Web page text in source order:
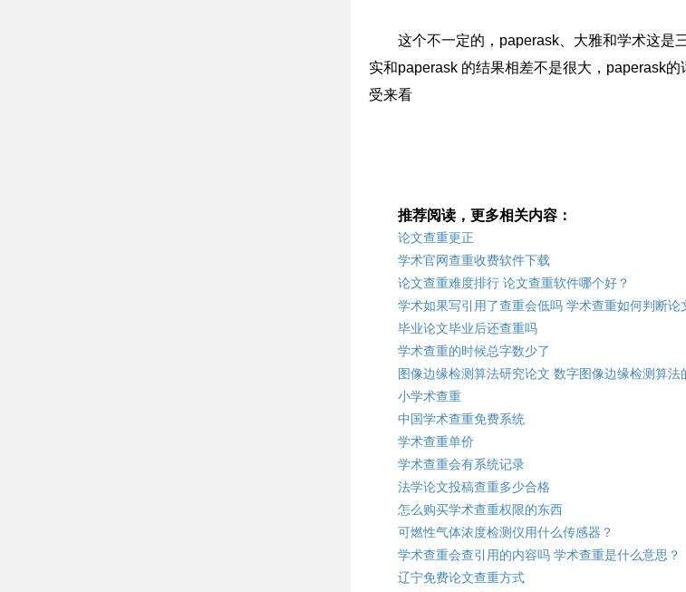
这个不一定的，paperask、大雅和学术这是
实和paperask 的结果相差不是很大，paperask
受来看
推荐阅读，更多相关内容：
论文查重更正
学术官网查重收费软件下载
论文查重难度排行 论文查重软件哪个好？
学术如果写引用了查重会低吗 学术查重如何判断论
毕业论文毕业后还查重吗
学术查重的时候总字数少了
图像边缘检测算法研究论文 数字图像边缘检测算法
小学术查重
中国学术查重免费系统
学术查重单价
学术查重会有系统记录
法学论文投稿查重多少合格
怎么购买学术查重权限的东西
可燃性气体浓度检测仪用什么传感器？
学术查重会查引用的内容吗 学术查重是什么意思？
辽宁免费论文查重方式